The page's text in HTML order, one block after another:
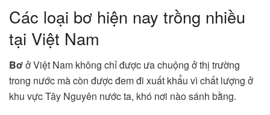
Các loại bơ hiện nay trồng nhiều
tại Việt Nam
Bơở Việt Nam không chỉ được ưa chuộng ở thị trường
trong nước mà còn được đem đi xuất khẩu vì chất lượng ở
khu vực Tây Nguyên nước ta, khó nơi nào sánh bằng.